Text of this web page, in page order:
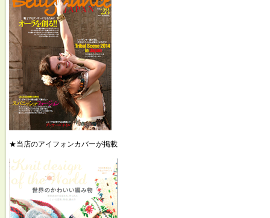
★当店のアイフォンカバーが掲載